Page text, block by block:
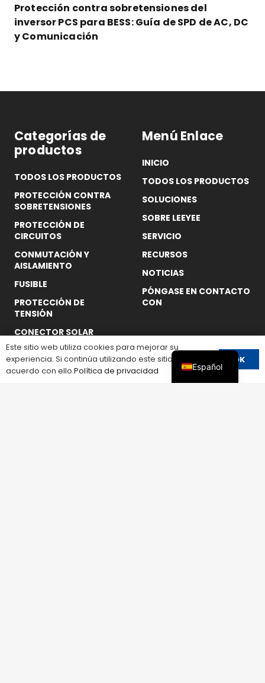
Protección contra sobretensiones del
inversor PCS para BESS: Guía de SPD de AC, DC
y Comunicación
Categorías de
productos
TODOS LOS PRODUCTOS
PROTECCIÓN CONTRA
SOBRETENSIONES
PROTECCIÓN DE
CIRCUITOS
CONMUTACIÓN Y
AISLAMIENTO
FUSIBLE
PROTECCIÓN DE
TENSIÓN
CONECTOR SOLAR
CAJA DE DISTRIBUCIÓN
ESTANCA
Menú Enlace
INICIO
TODOS LOS PRODUCTOS
SOLUCIONES
SOBRE LEEYEE
SERVICIO
RECURSOS
NOTICIAS
PÓNGASE EN CONTACTO
CON
Este sitio web utiliza cookies para mejorar su
experiencia. Si continúa utilizando este sitio, está de
acuerdo con ello.Política de privacidad
OK
Español